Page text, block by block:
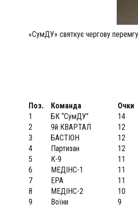
«СумДУ» святкує чергову
Поз. Команда Очки
1
БК “СумДУ” 14
2
9й КВАРТАЛ 12
3
БАСТІОН 12
4
Партизан 12
5
К-9 11
6
МЕДІНС-1 11
7
ЕРА 11
8
МЕДІНС-2 10
9
Воїни 9